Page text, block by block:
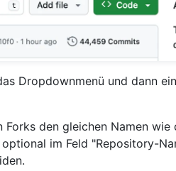
Dropdownmenü und dann
Forks den gleichen Namen
im Feld "Repository-